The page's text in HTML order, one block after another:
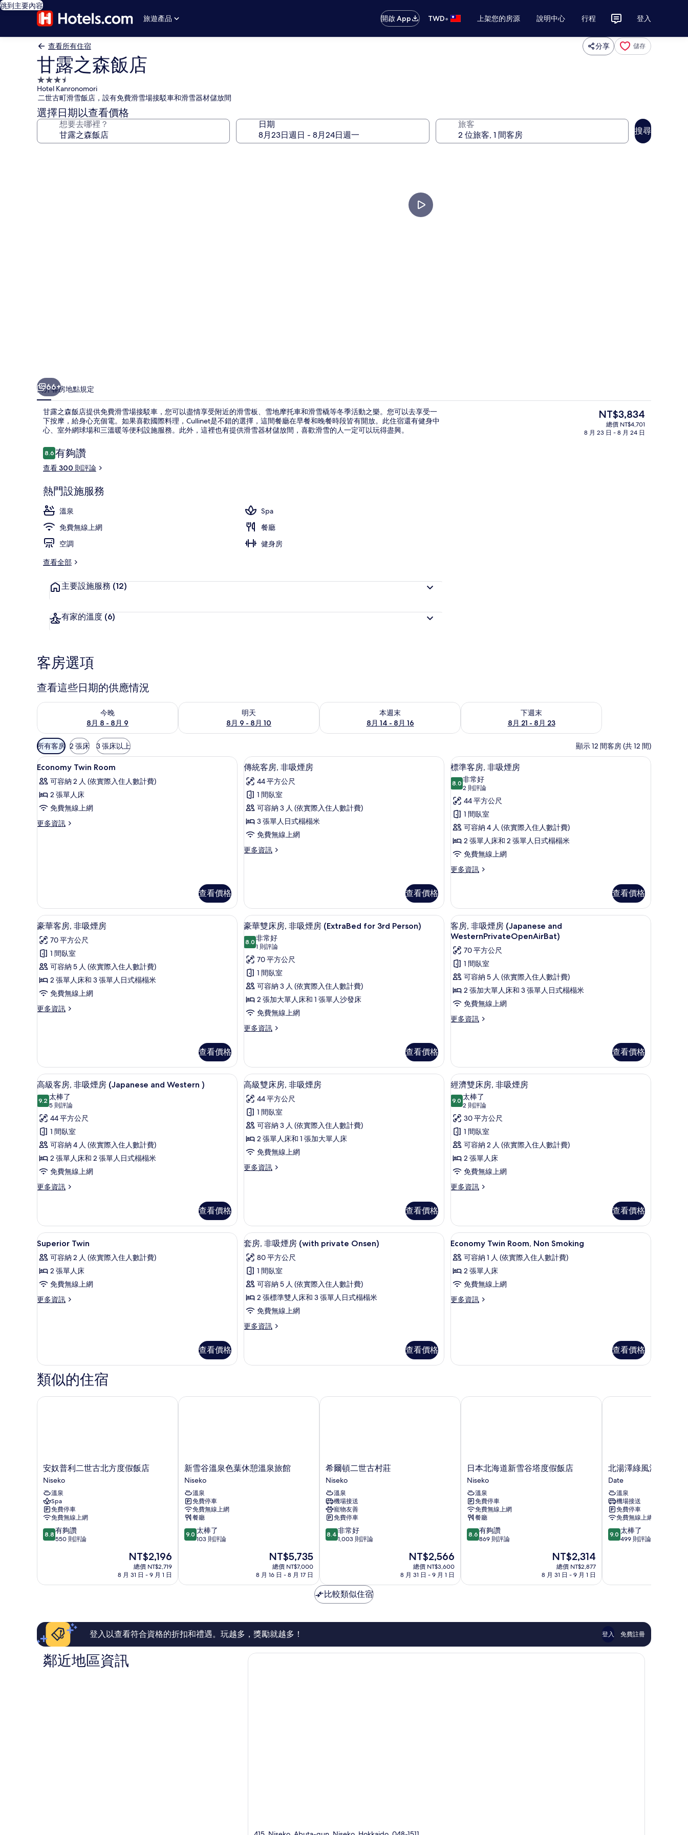
跳到主要內容
旅遊產品
開啟 App TWD• 上架您的房源 說明中心 行程 登入
查看所有住宿 分享 儲存
甘露之森飯店
3.5
星
級
住
宿
Hotel Kanronomori
二世古町滑雪飯店，設有免費滑雪場接駁車和滑雪器材儲放間
選擇日期以查看價格
想要去哪裡？ 日期 旅客
搜尋
豪華客房, 非吸煙房 | 羽絨被、客房
66+
簡介客房地點規定
甘露之森飯店提供免費滑雪場接駁車，您可以盡情享受附近的滑雪板、雪地摩托車和滑雪橇等冬季活動之樂。您可以去享受一
下按摩，給身心充個電。如果喜歡國際料理，Cullinet是不錯的選擇，這間餐廳在早餐和晚餐時段皆有開放。此住宿還有健身中
心、室外網球場和三溫暖等便利設施服務。此外，這裡也有提供滑雪器材儲放間，喜歡滑雪的人一定可以玩得盡興。
評
論
8.68.6 分，滿分 10 分，
有夠讚
查看 300 則評論
熱門設施服務
溫泉
Spa
免費無線上網
餐廳
空調
健身房
查看全部
主要設施服務 (12)
有家的溫度 (6)
目
的
NT$3,834
總價 NT$4,701
8 月 23 日 - 8 月 24 日
客房選項
查看這些日期的供應情況
今晚
8月 8 - 8月 9
查看今晚 (8月 8 - 8月 9) 的供應情況
明天
8月 9 - 8月 10
查看明天 (8月 9 - 8月 10) 的供應情況
本週末
8月 14 - 8月 16
查看本週末 (8月 14 - 8月 16) 的供應情況
下週末
8月 21 - 8月 23
查看下週末 (8月 21 - 8月 23) 的供應情況
可
用
的
客
房
篩
選
條
所有客房 2 張床 3 張床以上 顯示 12 間客房 (共 12 間)
顯
示
Economy
Twin
Room
的
羽絨被、客房內保險箱、熨斗/熨衣板、免費無線上網
12
Economy Twin Room
可容納 2 人 (依實際入住人數計費)
2 張單人床
免費無線上網
更多資訊
更
查看價格
顯
示
傳
統
客
房,
吸
所
有
相
片
傳統客房, 非吸煙房 | 羽絨被、客房內保險箱、熨斗/熨衣板、免費無線上網
3
傳統客房, 非吸煙房
44 平方公尺
1 間臥室
可容納 3 人 (依實際入住人數計費)
3 張單人日式榻榻米
免費無線上網
更多資訊
更
非
吸
煙
房
的
詳
情
查看價格
顯
示
標
準
客
房,
非
吸
煙
所
有
相
片
標準客房, 非吸煙房 | 羽絨被、客房內保險箱
3
標準客房, 非吸煙房
8.08.0 分，滿分 10 分
非常好
2 則評論
(2
則
評
論)
44 平方公尺
1 間臥室
可容納 4 人 (依實際入住人數計費)
2 張單人床和 2 張單人日式榻榻米
免費無線上網
更多資訊
更
客
房,
非
吸
房
的
詳
情
查看價格
顯
示
豪
華
客
房,
吸
所
有
相
片
豪華客房, 非吸煙房 | 羽絨被、客房內保險箱、熨斗/熨衣板、免費無線上網
4
豪華客房, 非吸煙房
70 平方公尺
1 間臥室
可容納 5 人 (依實際入住人數計費)
2 張單人床和 3 張單人日式榻榻米
免費無線上網
更多資訊
更
非
吸
煙
房
的
詳
情
查看價格
顯
示
豪
華
雙
床
房,
非
吸
(ExtraBed
for
3rd
Person)
的
所
有
相
片
豪華雙床房, 非吸煙房 (ExtraBed for 3rd Person) | 羽絨被、客房內保險箱、熨斗/熨衣板、免費無線上網
4
豪華雙床房, 非吸煙房 (ExtraBed for 3rd Person)
8.08.0 分，滿分 10 分
非常好
1 則評論
(1
則
評
論)
70 平方公尺
1 間臥室
可容納 3 人 (依實際入住人數計費)
2 張加大單人床和 1 張單人沙發床
免費無線上網
更多資訊
更
雙
床
房,
吸
煙
房
(ExtraBed
for
3rd
Person)
的
查看價格
顯
示
客
房,
非
吸
煙
房
(Japanese
的
所
有
相
片
客房, 非吸煙房 (Japanese and
3
客房, 非吸煙房 (Japanese and
WesternPrivateOpenAirBat)
70 平方公尺
1 間臥室
可容納 5 人 (依實際入住人數計費)
2 張加大單人床和 3 張單人日式榻榻米
免費無線上網
更多資訊
更
吸
煙
房
(Japanese
and
WesternPrivateOpenAirBat)
的
詳
情
查看價格
顯
示
高
級
客
房,
非
吸
煙
and
Western
)
的
所
有
相
高級客房, 非吸煙房 (Japanese and Western ) | 羽絨被、客房內保險箱、熨斗/熨衣板、免費無線上網
3
高級客房, 非吸煙房 (Japanese and Western )
9.29.2 分，滿分 10 分
太棒了
5 則評論
(5
則
評
論)
44 平方公尺
1 間臥室
可容納 4 人 (依實際入住人數計費)
2 張單人床和 2 張單人日式榻榻米
免費無線上網
更多資訊
更
客
房,
非
煙
房
(Japanese
and
Western
)
查看價格
顯
示
高
級
雙
床
非
的
所
有
相
片
高級雙床房, 非吸煙房 | 羽絨被、客房內保險箱、熨斗/熨衣板、免費無線上網
6
高級雙床房, 非吸煙房
44 平方公尺
1 間臥室
可容納 3 人 (依實際入住人數計費)
2 張單人床和 1 張加大單人床
免費無線上網
更多資訊
更
房,
非
吸
煙
房
的
詳
情
查看價格
顯
示
經
濟
雙
床
房,
非
吸
的
所
有
相
片
經濟雙床房, 非吸煙房 | 羽絨被、客房內保險
2
經濟雙床房, 非吸煙房
9.09.0 分，滿分 10 分
太棒了
2 則評論
(2
則
評
論)
30 平方公尺
1 間臥室
可容納 2 人 (依實際入住人數計費)
2 張單人床
免費無線上網
更多資訊
更
雙
床
房,
吸
煙
的
詳
情
查看價格
顯
示
Superior
Twin
的
所
2
Superior Twin
可容納 2 人 (依實際入住人數計費)
2 張單人床
免費無線上網
更多資訊
更
查看價格
顯
示
套
房,
非
吸
房
private
Onsen)
所
套房, 非吸煙房 (with private Onsen) | 羽絨被、客房內保險箱、熨斗/熨衣板、免費無線上網
6
套房, 非吸煙房 (with private Onsen)
80 平方公尺
1 間臥室
可容納 5 人 (依實際入住人數計費)
2 張標準雙人床和 3 張單人日式榻榻米
免費無線上網
更多資訊
更
非
(with
查看價格
顯
示
Economy
Twin
Room,
Non
相
羽絨被、客房內保險箱、熨斗/熨衣板、免費
2
Economy Twin Room, Non Smoking
可容納 1 人 (依實際入住人數計費)
2 張單人床
免費無線上網
更多資訊
更
的
查看價格
類似的住宿
安
奴
普
利
二
世
古
北
方
Niseko
安奴普利二世古北方度假飯店
Niseko
溫泉
Spa
免費停車
免費無線上網
8.8
分，
有
則
論
8.8 有夠讚
550 則評論
現
在
價
NT$2,196
總價 NT$2,719
8 月 31 日 - 9 月 1 日
安奴普利二世古北方度假飯店
新
雪
谷
溫
泉
色
葉
休
憩
Niseko
新雪谷溫泉色葉休憩溫泉旅館
Niseko
溫泉
免費停車
免費無線上網
餐廳
9.0
分，
太
則
評
論
9.0 太棒了
103 則評論
現
在
價
NT$5,735
總價 NT$7,000
8 月 16 日 - 8 月 17 日
新雪谷溫泉色葉休憩溫泉旅館
希
爾
頓
二
世
古
村
莊
Niseko
希爾頓二世古村莊
Niseko
溫泉
機場接送
寵物友善
免費停車
8.4
分，
非
常
好，
則
8.4 非常好
1,003 則評論
現
在
價
NT$2,566
總價 NT$3,600
8 月 31 日 - 9 月 1 日
希爾頓二世古村莊
日
本
北
海
道
新
雪
谷
塔
Niseko
日本北海道新雪谷塔度假飯店
Niseko
溫泉
免費停車
免費無線上網
餐廳
8.6
分，
有
則
8.6 有夠讚
869 則評論
現
在
價
NT$2,314
總價 NT$2,877
8 月 31 日 - 9 月 1 日
日本北海道新雪谷塔度假飯店
北
湯
澤
綠
風
溫
泉
渡
假
北湯澤綠風溫泉渡假
Date
溫泉
機場接送
免費停車
免費無線上網
9.0
分，
太
則
評
論
9.0 太棒了
499 則評論
北湯澤綠風溫泉渡假村
比較類似住宿
登入以查看符合資格的折扣和禮遇。玩越多，獎勵就越多！ 登入 免費註冊
鄰近地區資訊